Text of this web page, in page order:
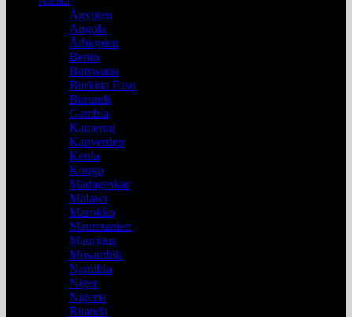
Ägypten
Angola
Äthiopien
Benin
Botswana
Burkina Faso
Burundi
Gambia
Kamerun
Kapverden
Kenia
Kongo
Madagaskar
Malawi
Marokko
Mauretanien
Mauritius
Mosambik
Namibia
Niger
Nigeria
Ruanda